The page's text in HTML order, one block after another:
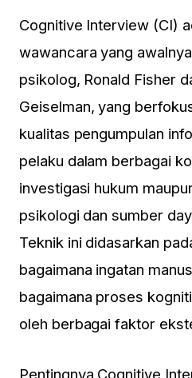
Cognitive Interview (CI)
wawancara yang
psikolog, Ronald Fisher
Geiselman, yang
kualitas pengumpulan
pelaku dalam berbagai
investigasi hukum
psikologi dan sumber
Teknik ini didasarkan
bagaimana ingatan
bagaimana proses
oleh berbagai faktor
Pentingnya Cognitive